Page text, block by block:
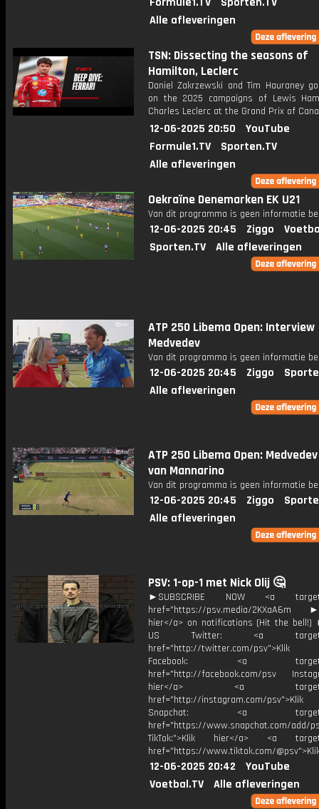
Alle afleveringen
TSN: Dissecting the seasons of
Hamilton, Leclerc
Daniel Zakrzewski and Tim Hauraney
on the 2025 campaigns of Lewis
Charles Leclerc at the Grand Prix of
12-06-2025 20:50
YouTube
Formule1.TV
Sporten.TV
Alle afleveringen
Oekraïne Denemarken EK U21
Van dit programma is geen informatie
12-06-2025 20:45 Ziggo
Sporten.TV
Alle afleveringen
ATP 250 Libema Open: Interview
Medvedev
Van dit programma is geen informatie
12-06-2025 20:45 Ziggo
Alle afleveringen
ATP 250 Libema Open:
van Mannarino
Van dit programma is geen informatie
12-06-2025 20:45 Ziggo
Alle afleveringen
PSV: 1-op-1 met Nick Olij 🤔
►SUBSCRIBE NOW <a
href="https://psv.media/2KXaA6m
hier</a> on notifications (Hit the bell!)
US Twitter: <a
href="http://twitter.com/psv">Klik
Facebook: <a
href="http://facebook.com/psv
hier</a> <a
href="http://instagram.com/
Snapchat: <a
href="https://www.snapchat.com/add/
TikTok:">Klik hier</a> <a
href="https://www.tiktok.com/
12-06-2025 20:42
YouTube
Voetbal.TV
Alle afleveringen